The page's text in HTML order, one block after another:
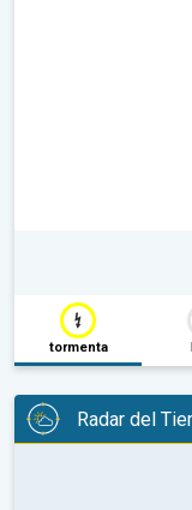
tormenta
Radar del